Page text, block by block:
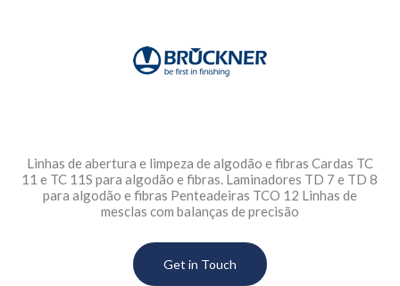
Linhas de abertura e limpeza de algodão e fibras Cardas TC
11 e TC 11S para algodão e fibras. Laminadores TD 7 e TD 8
para algodão e fibras Penteadeiras TCO 12 Linhas de
mesclas com balanças de precisão
Get in Touch